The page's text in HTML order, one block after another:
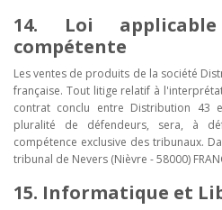
14. Loi
compétente
Les ventes de produits de la société
française. Tout litige relatif à
contrat conclu entre Distribution 43
pluralité de défendeurs, sera, à
compétence exclusive des tribunaux.
tribunal de Nevers (Nièvre - 58000)
15. Informatique et